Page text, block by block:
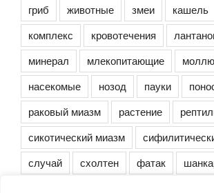
гриб
животные змеи кашель
комплекс
кровотечения
минерал
млекопитающие
насекомые
нозод пауки
раковый миазм
растение
сикотический миазм
случай
схолтен фатак